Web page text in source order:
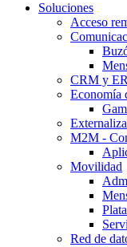
Soluciones
Acceso
CRM y
Economía
M2M -
Movilidad
Red de